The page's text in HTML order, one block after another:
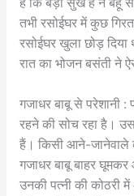
तभी रसोईघर में कुछ
रसोईघर खुला छोड़ दिया
रात का भोजन बसंती ने
गजाधर बाबू से परेशानी
रहने की सोच रहा है।
हैं। किसी आने-जानेवाले
गजाधर बाबू बाहर
उनकी पत्नी की कोठरी